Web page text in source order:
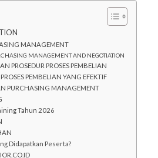
MANAGEMENT
MANAGEMENT AND NEGOTIATION
PROSEDUR PROSES PEMBELIAN
PEMBELIAN YANG EFEKTIF
PURCHASING MANAGEMENT
Tahun 2026
Didapatkan Peserta?